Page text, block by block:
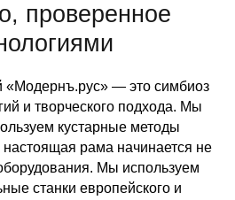
проверенное
«Модернъ.рус» — это симбиоз
и творческого подхода. Мы
кустарные методы
рама начинается не
Мы используем
станки европейского и